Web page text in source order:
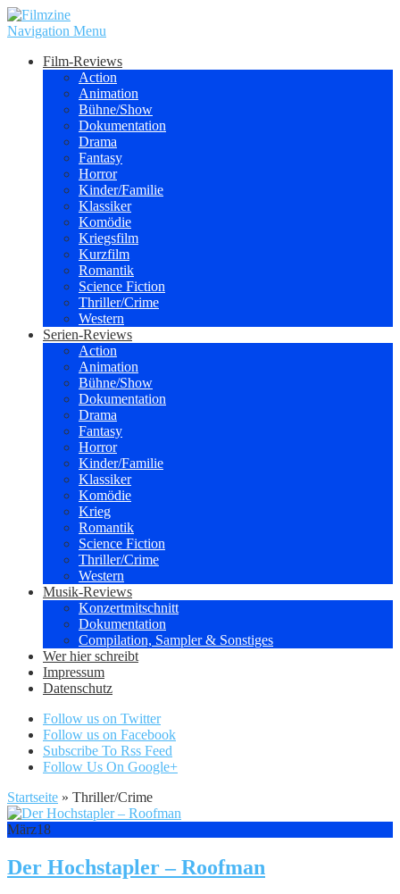
Navigation Menu
Film-Reviews
Action
Animation
Bühne/Show
Dokumentation
Drama
Fantasy
Horror
Kinder/Familie
Klassiker
Komödie
Kriegsfilm
Kurzfilm
Romantik
Science Fiction
Thriller/Crime
Western
Serien-Reviews
Action
Animation
Bühne/Show
Dokumentation
Drama
Fantasy
Horror
Kinder/Familie
Klassiker
Komödie
Krieg
Romantik
Science Fiction
Thriller/Crime
Western
Musik-Reviews
Konzertmitschnitt
Dokumentation
Compilation, Sampler & Sonstiges
Wer hier schreibt
Impressum
Datenschutz
Follow us on Twitter
Follow us on Facebook
Subscribe To Rss Feed
Follow Us On Google+
Startseite » Thriller/Crime
März18
Der Hochstapler – Roofman